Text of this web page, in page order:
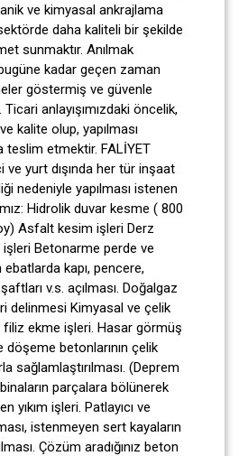
ve kimyasal ankrajlama
daha kaliteli bir şekilde
sunmaktır. Anılmak
kadar geçen zaman
göstermiş ve güvenle
Ticari anlayışımızdaki öncelik,
kalite olup, yapılması
teslim etmektir. FALİYET
yurt dışında her tür inşaat
nedeniyle yapılması istenen
Hidrolik duvar kesme ( 800
Asfalt kesim işleri Derz
Betonarme perde ve
kapı, pencere,
v.s. açılması. Doğalgaz
delinmesi Kimyasal ve çelik
filiz ekme işleri. Hasar görmüş
döşeme betonlarının çelik
sağlamlaştırılması. (Deprem
parçalara bölünerek
yıkım işleri. Patlayıcı ve
istenmeyen sert kayaların
Çözüm aradığınız beton